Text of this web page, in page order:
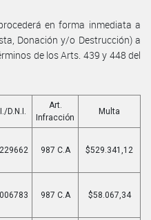
en forma inmediata a
Donación y/o Destrucción) a
de los Arts. 439 y 448 del
D.N.I.
Art.
Infracción
Multa
987 C.A $529.341,12
987 C.A $58.067,34